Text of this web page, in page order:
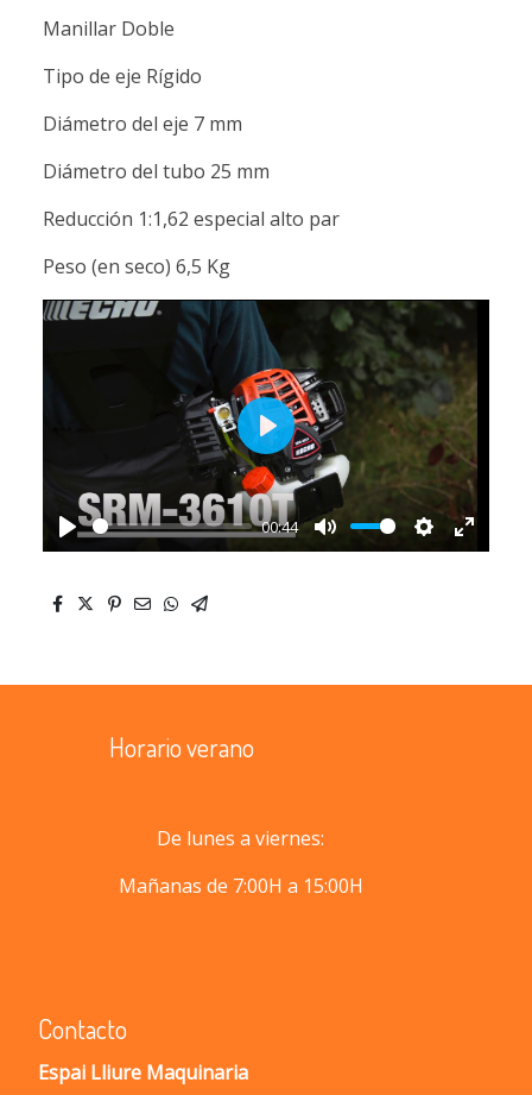
Manillar Doble
Tipo de eje Rígido
Diámetro del eje 7 mm
Diámetro del tubo 25 mm
Reducción 1:1,62 especial alto par
Peso (en seco) 6,5 Kg
Play
00:44
Mute Settings
Enter
Play
Horario verano
De lunes a viernes:
Mañanas de 7:00H a 15:00H
Contacto
Espai Lliure Maquinaria